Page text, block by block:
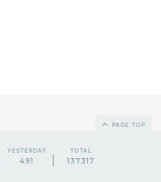
PAGE TOP
YESTERDAY
491
TOTAL
137317